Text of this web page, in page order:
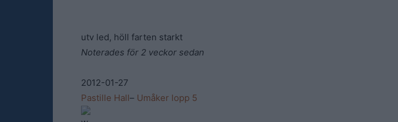
utv led, höll farten starkt
Noterades för 2 veckor sedan
2012-01-27
Pastille Hall– Umåker lopp 5